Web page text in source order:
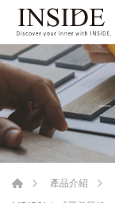
產品介紹